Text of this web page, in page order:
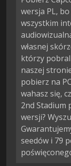
wersja PL,
wszystkim
własnej
którzy
naszej
pobierz na
wahasz się,
2nd Stadium
wersji?
seedów i 79